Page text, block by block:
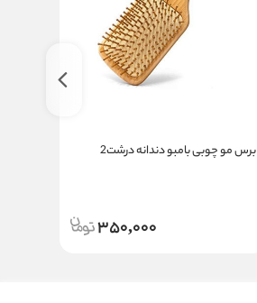
برس مو چوبی بامبو دندانه درشت2
350,000